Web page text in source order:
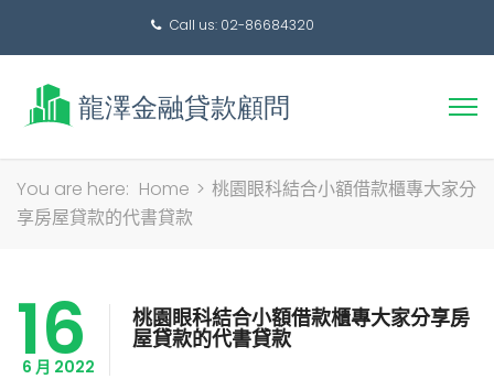
Call us: 02-86684320
搜
You are here: Home > 桃園眼科結合小額借款櫃專大家分
享房屋貸款的代書貸款
16
6 月 2022
桃園眼科結合小額借款櫃專大家分享房
屋貸款的代書貸款